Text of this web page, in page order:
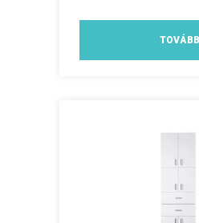
TOVÁBB